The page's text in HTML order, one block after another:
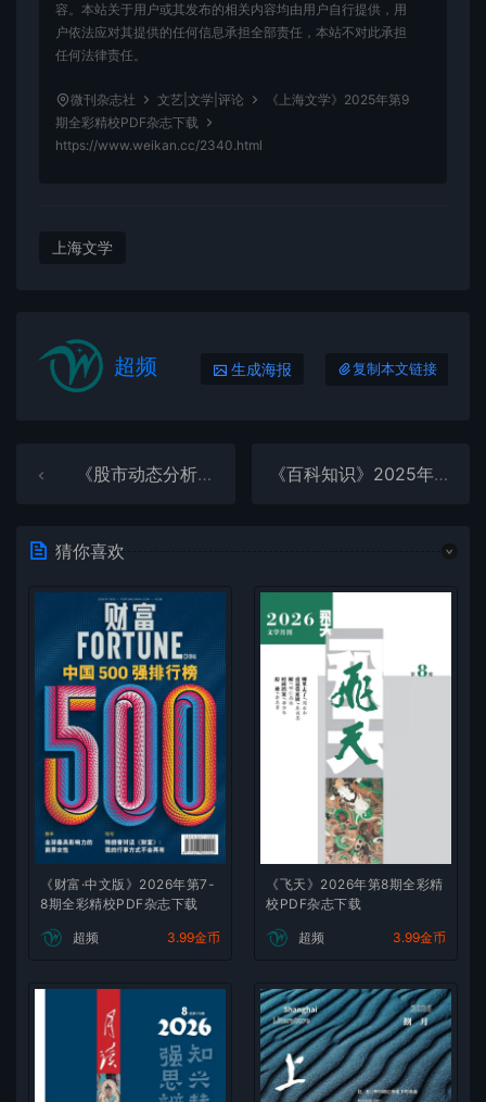
容。本站关于用户或其发布的相关内容均由用户自行提供，用
户依法应对其提供的任何信息承担全部责任，本站不对此承担
任何法律责任。
微刊杂志社 文艺|文学|评论
《上海文学》2025年第9
期全彩精校PDF杂志下载
https://www.weikan.cc/2340.html
上海文学
超频 生成海报 复制本文链接
《股市动态分析》2025年第8期全彩精校PDF杂志下载 《百科知识》2025年第16期全彩精校PDF杂志下载
猜你喜欢
《财富·中文版》2026年第7-
8期全彩精校PDF杂志下载
超频 3.99金币
《飞天》2026年第8期全彩精
校PDF杂志下载
超频 3.99金币